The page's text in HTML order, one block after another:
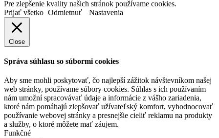
Pre zlepšenie kvality našich stránok používame cookies.
Prijať všetko Odmietnuť Nastavenia
Close
Správa súhlasu so súbormi cookies
Aby sme mohli poskytovať, čo najlepší zážitok návštevníkom našej
web stránky, používame súbory cookies. Súhlas s ich používaním
nám umožní spracovávať údaje a informácie z vášho zariadenia,
ktoré nám pomáhajú zlepšovať užívateľský komfort, vyhodnocovať
používanie webovej stránky a presnejšie cieliť reklamu na produkty
a služby, o ktoré môžete mať záujem.
Funkčné